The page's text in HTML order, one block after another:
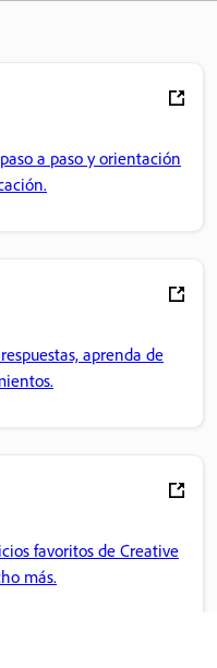
a paso y orientación
aprenda de
favoritos de Creative
más.